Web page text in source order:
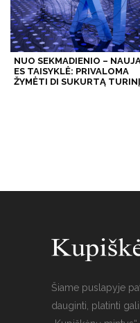
NUO SEKMADIENIO –
ES TAISYKLĖ: PRIVALOMA
ŽYMĖTI DI SUKURTĄ TURINĮ
Šiame puslapyje
dauginti, platinti